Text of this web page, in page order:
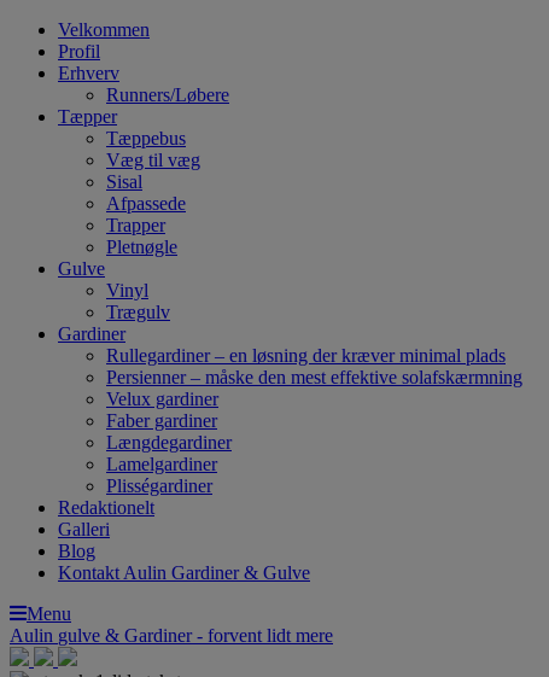
Velkommen
Profil
Erhverv
Runners/Løbere
Tæpper
Tæppebus
Væg til væg
Sisal
Afpassede
Trapper
Pletnøgle
Gulve
Vinyl
Trægulv
Gardiner
Rullegardiner – en løsning der kræver minimal plads
Persienner – måske den mest effektive solafskærmning
Velux gardiner
Faber gardiner
Længdegardiner
Lamelgardiner
Plisségardiner
Redaktionelt
Galleri
Blog
Kontakt Aulin Gardiner & Gulve
Menu
Aulin gulve & Gardiner - forvent lidt mere